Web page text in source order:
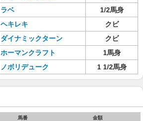
ラベ
1/2馬身
ヘキレキ
クビ
ダイナミックターン
クビ
ホーマンクラフト
1馬身
ノボリデューク 1 1/2馬身
馬番 金額